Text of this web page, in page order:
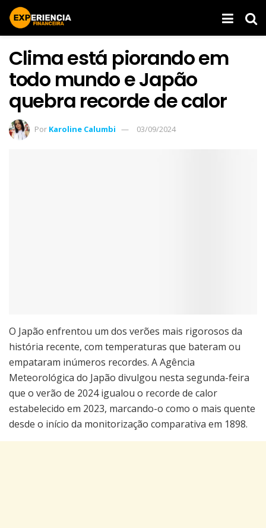
Clima está piorando em
todo mundo e Japão
quebra recorde de calor
Por Karoline Calumbi 03/09/2024
O Japão enfrentou um dos verões mais rigorosos da
história recente, com temperaturas que bateram ou
empataram inúmeros recordes. A Agência
Meteorológica do Japão divulgou nesta segunda-feira
que o verão de 2024 igualou o recorde de calor
estabelecido em 2023, marcando-o como o mais quente
desde o início da monitorização comparativa em 1898.